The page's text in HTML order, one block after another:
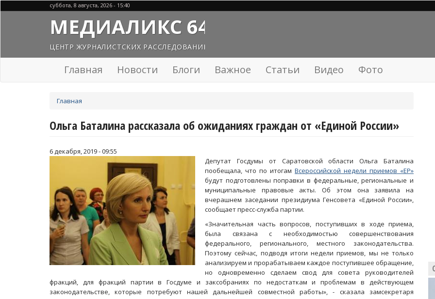
суббота, 8 августа, 2026 - 15:40
МЕДИАЛИКС 64
ЦЕНТР ЖУРНАЛИСТСКИХ РАССЛЕДОВАНИЙ
Главная Новости Блоги Важное Статьи Видео Фото
здесь
Главная
Ольга Баталина рассказала об ожиданиях граждан от «Единой России»
6 декабря, 2019 - 09:55
Депутат Госдумы от Саратовской области Ольга Баталина
пообещала, что по итогам Всероссийской недели приемов «ЕР»
будут подготовлены поправки в федеральные, региональные и
муниципальные правовые акты. Об этом она заявила на
вчерашнем заседании президиума Генсовета «Единой России»,
сообщает пресс-служба партии.
«Значительная часть вопросов, поступивших в ходе приема,
была связана с необходимостью совершенствования
федерального, регионального, местного законодательства.
Поэтому сейчас, подводя итоги недели приемов, мы не только
анализируем и прорабатываем каждое поступившее обращение,
но одновременно сделаем свод для совета руководителей
фракций, для фракций партии в Госдуме и заксобраниях по недостаткам и проблемам в действующем
законодательстве, которые потребуют нашей дальнейшей совместной работы», - сказала замсекретаря